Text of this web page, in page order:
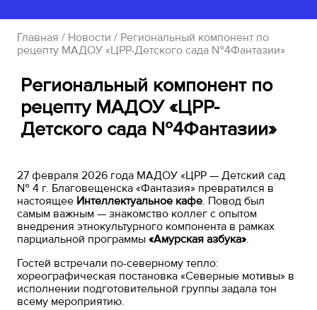
Главная / Новости / Региональный компонент по
рецепту МАДОУ «ЦРР-Детского сада №4Фантазии»
Региональный компонент по
рецепту МАДОУ «ЦРР-
Детского сада №4Фантазии»
27 февраля 2026 года МАДОУ «ЦРР — Детский сад
№ 4 г. Благовещенска «Фантазия» превратился в
настоящее Интеллектуальное кафе. Повод был
самым важным — знакомство коллег с опытом
внедрения этнокультурного компонента в рамках
парциальной программы«Амурскаяазбука».
Гостей встречали по-северному тепло:
хореографическая постановка «Северные мотивы» в
исполнении подготовительной группы задала тон
всему мероприятию.